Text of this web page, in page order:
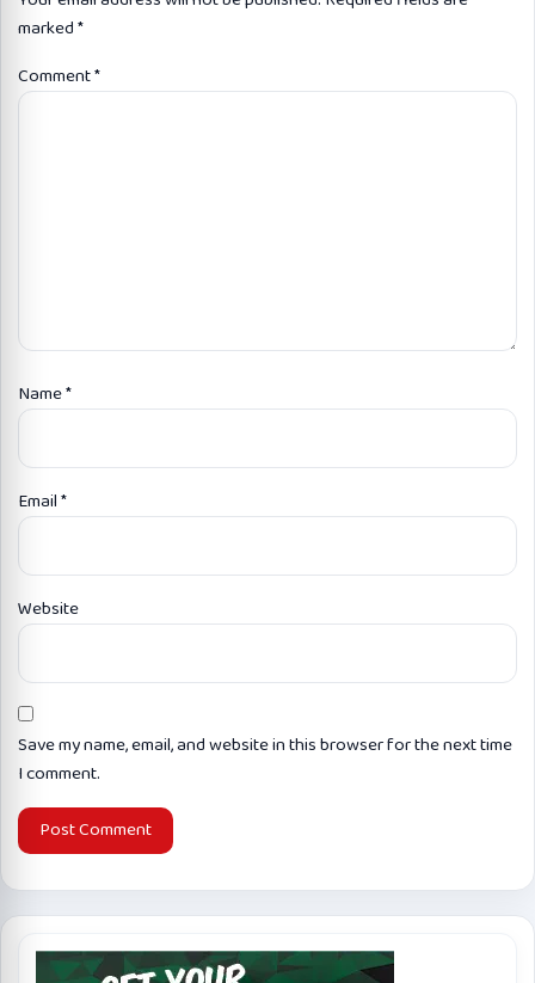
marked*
Comment*
Name*
Email*
Website
Save my name, email, and website in this browser for the next time
I comment.